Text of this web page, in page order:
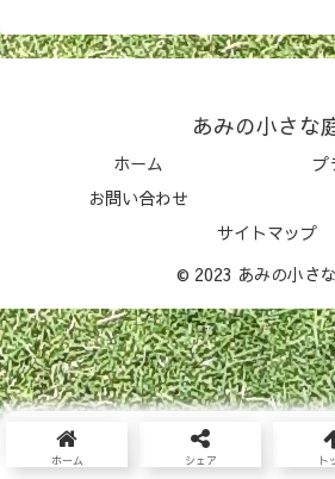
あみの小さな
ホーム
プ
お問い合わせ
サイトマップ
© 2023 あみの小さ
ホーム シェア ト